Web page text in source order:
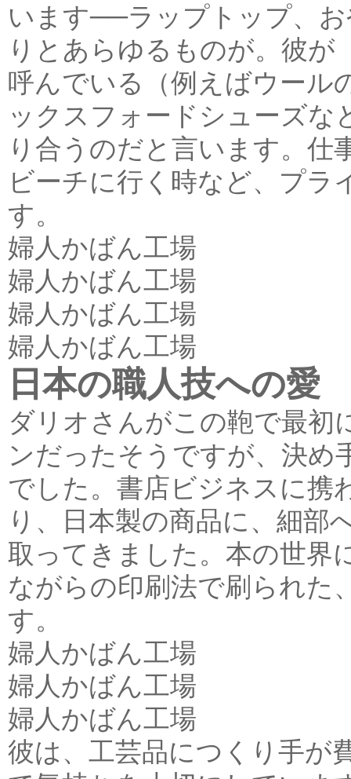
います──ラップトップ、
りとあらゆるものが。彼
呼んでいる（例えばウール
ックスフォードシューズな
り合うのだと言います。仕
ビーチに行く時など、プラ
す。
婦人かばん工場
婦人かばん工場
婦人かばん工場
婦人かばん工場
日本の職人技への愛
ダリオさんがこの鞄で最初
ンだったそうですが、決め
でした。書店ビジネスに携
り、日本製の商品に、細部
取ってきました。本の世界
ながらの印刷法で刷られた
す。
婦人かばん工場
婦人かばん工場
婦人かばん工場
彼は、工芸品につくり手が